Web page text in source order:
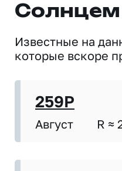
Солнцем
Известные на
которые вскоре
259P
Август R ≈